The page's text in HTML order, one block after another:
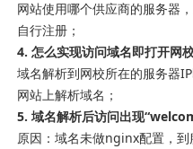
网站使用哪个供应商的服务器
自行注册；
4. 怎么实现访问域名即打开网
域名解析到网校所在的服务器
网站上解析域名；
5. 域名解析后访问出现
原因：域名未做nginx配置，到